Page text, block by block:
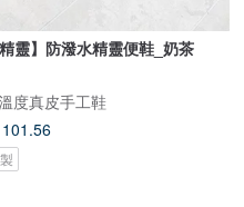
精靈】防潑水精靈便鞋_奶茶
度真皮手工鞋